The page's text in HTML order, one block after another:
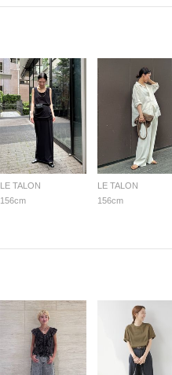
LE TALON
156cm
LE TALON
156cm